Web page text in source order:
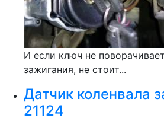
И если ключ не
зажигания, не стоит...
Датчик коленвала
21124